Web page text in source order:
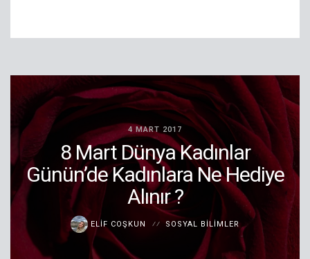
4 MART 2017
8 Mart Dünya Kadınlar
Günün’de Kadınlara Ne Hediye
Alınır ?
ELIF COŞKUN SOSYAL BILIMLER